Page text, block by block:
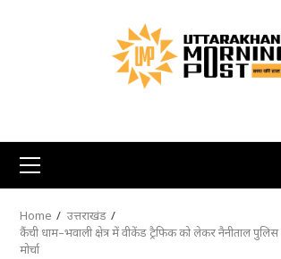
Primary
Menu
Home
उत्तराखंड
कैंची धाम–भवाली क्षेत्र में वीकेंड ट्रैफिक को लेकर नैनीताल
मोर्चा